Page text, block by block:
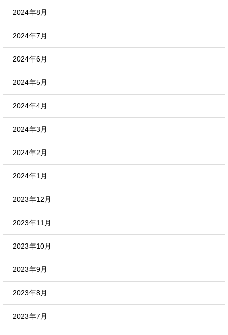
2024年8月
2024年7月
2024年6月
2024年5月
2024年4月
2024年3月
2024年2月
2024年1月
2023年12月
2023年11月
2023年10月
2023年9月
2023年8月
2023年7月